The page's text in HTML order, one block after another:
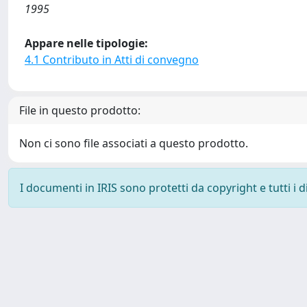
1995
Appare nelle tipologie:
4.1 Contributo in Atti di convegno
File in questo prodotto:
Non ci sono file associati a questo prodotto.
I documenti in IRIS sono protetti da copyright e tutti i